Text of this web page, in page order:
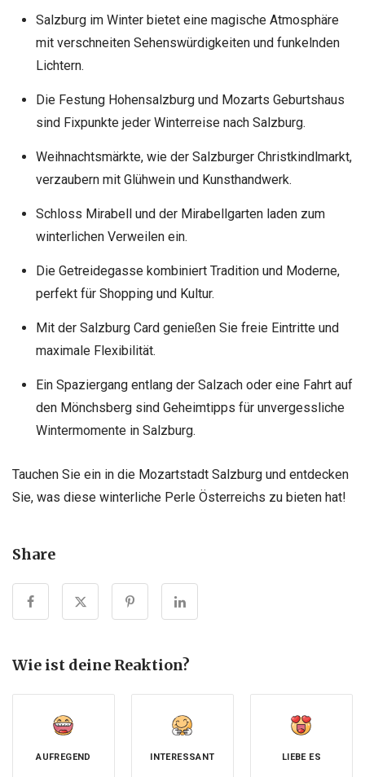
Salzburg im Winter bietet eine magische Atmosphäre
mit verschneiten Sehenswürdigkeiten und funkelnden
Lichtern.
Die Festung Hohensalzburg und Mozarts Geburtshaus
sind Fixpunkte jeder Winterreise nach Salzburg.
Weihnachtsmärkte, wie der Salzburger Christkindlmarkt,
verzaubern mit Glühwein und Kunsthandwerk.
Schloss Mirabell und der Mirabellgarten laden zum
winterlichen Verweilen ein.
Die Getreidegasse kombiniert Tradition und Moderne,
perfekt für Shopping und Kultur.
Mit der Salzburg Card genießen Sie freie Eintritte und
maximale Flexibilität.
Ein Spaziergang entlang der Salzach oder eine Fahrt auf
den Mönchsberg sind Geheimtipps für unvergessliche
Wintermomente in Salzburg.
Tauchen Sie ein in die Mozartstadt Salzburg und entdecken
Sie, was diese winterliche Perle Österreichs zu bieten hat!
Share
Wie ist deine Reaktion?
AUFREGEND INTERESSANT LIEBE ES